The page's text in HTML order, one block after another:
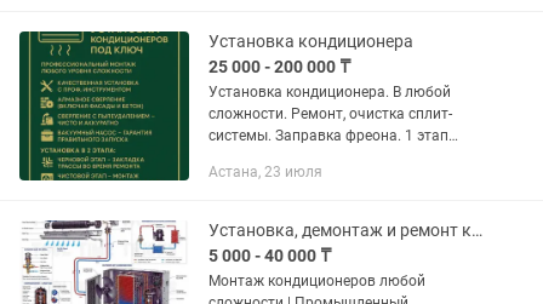
Установка кондиционера
25 000 - 200 000 ₸
Установка кондиционера. В любой
сложности. Ремонт, очистка сплит-
системы. Заправка фреона. 1 этап
пыли. Алмазные бурения. ГАРАНТИЯ
Астана, 23 июля
Установка, демонтаж и ремонт кондиционеров, промышленный альпинизм
5 000 - 40 000 ₸
Монтаж кондиционеров любой